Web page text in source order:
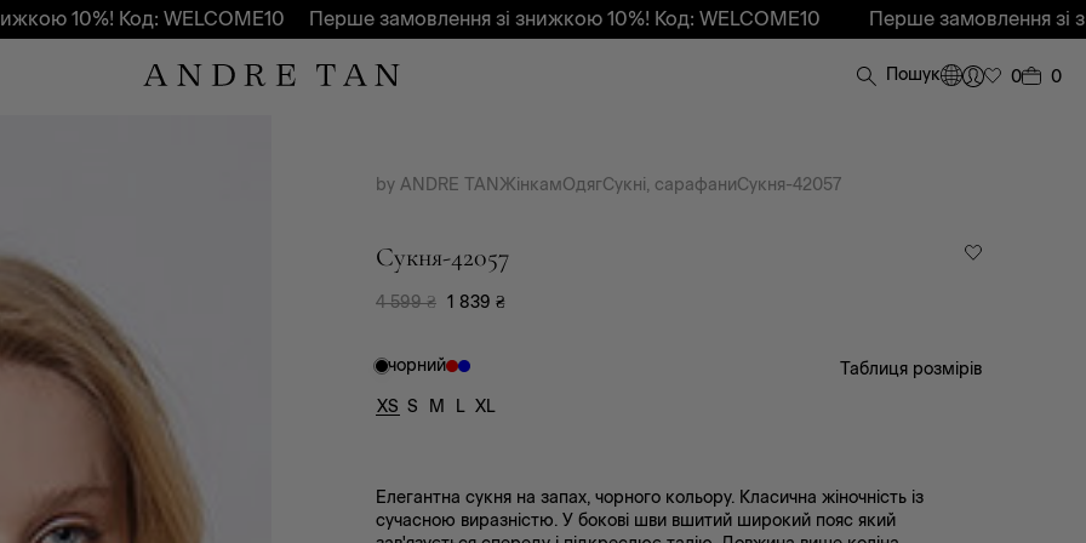
Код: WELCOME10 Перше замовлення зі знижкою 10%! Код: WELCOME10 Перше замовлення зі знижкою
Пошук 0 0
by ANDRE TAN ЖінкамОдягСукні, сарафаниСукня-42057
Сукня-42057
4 599 ₴ 1 839 ₴
чорний
XS S M L XL
Таблиця розмірів
Елегантна сукня на запах, чорного кольору. Класична жіночність із
сучасною виразністю. У бокові шви вшитий широкий пояс який